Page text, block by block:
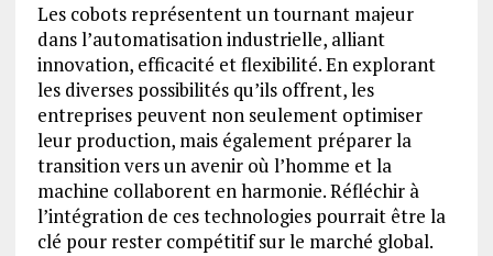
Les cobots représentent un tournant majeur
dans l’automatisation industrielle, alliant
innovation, efficacité et flexibilité. En explorant
les diverses possibilités qu’ils offrent, les
entreprises peuvent non seulement optimiser
leur production, mais également préparer la
transition vers un avenir où l’homme et la
machine collaborent en harmonie. Réfléchir à
l’intégration de ces technologies pourrait être la
clé pour rester compétitif sur le marché global.